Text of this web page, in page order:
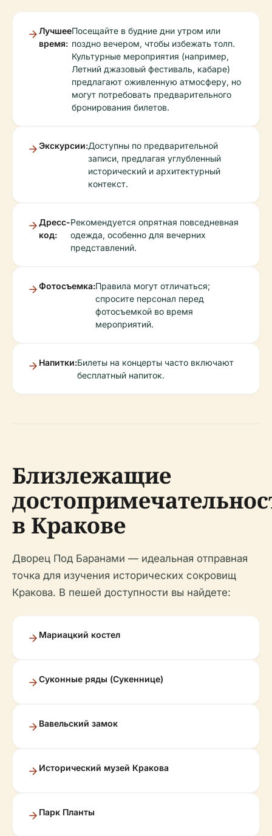
Лучшее
время:
Посещайте в будние дни утром или
поздно вечером, чтобы избежать толп.
Культурные мероприятия (например,
Летний джазовый фестиваль, кабаре)
предлагают оживленную атмосферу, но
могут потребовать предварительного
бронирования билетов.
Экскурсии:Доступны по предварительной
записи, предлагая углубленный
исторический и архитектурный
контекст.
Дресс-
код:
Рекомендуется опрятная повседневная
одежда, особенно для вечерних
представлений.
Фотосъемка:Правила могут отличаться;
спросите персонал перед
фотосъемкой во время
мероприятий.
Напитки:Билеты на концерты часто включают
бесплатный напиток.
Близлежащие
в Кракове
Дворец Под Баранами — идеальная отправная
точка для изучения исторических сокровищ
Кракова. В пешей доступности вы найдете:
Мариацкий костел
Суконные ряды (Сукеннице)
Вавельский замок
Исторический музей Кракова
Парк Планты